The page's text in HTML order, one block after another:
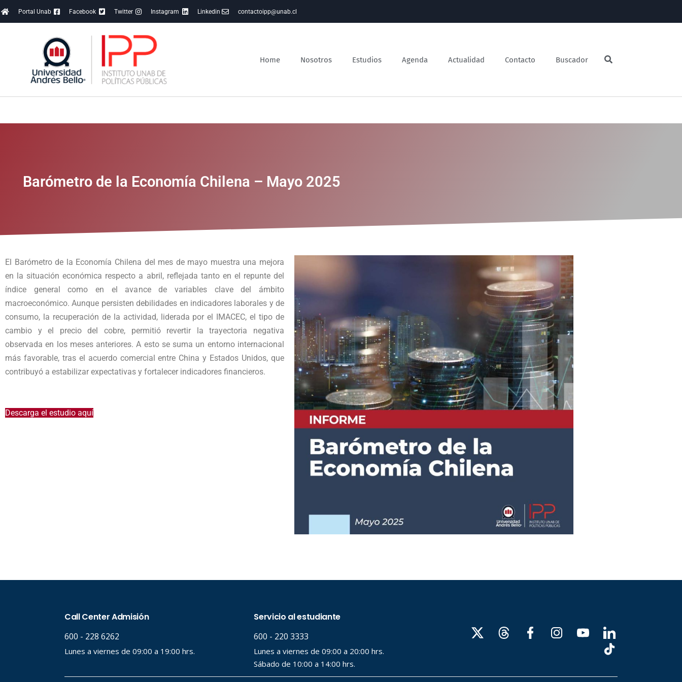
Portal Unab Facebook Twitter Instagram Linkedin contactoipp@unab.cl
Home Nosotros Estudios Agenda Actualidad Contacto Buscador
Barómetro de la Economía Chilena – Mayo 2025
El Barómetro de la Economía Chilena del mes de mayo muestra una mejora
en la situación económica respecto a abril, reflejada tanto en el repunte del
índice general como en el avance de variables clave del ámbito
macroeconómico. Aunque persisten debilidades en indicadores laborales y de
consumo, la recuperación de la actividad, liderada por el IMACEC, el tipo de
cambio y el precio del cobre, permitió revertir la trayectoria negativa
observada en los meses anteriores. A esto se suma un entorno internacional
más favorable, tras el acuerdo comercial entre China y Estados Unidos, que
contribuyó a estabilizar expectativas y fortalecer indicadores financieros.
Descarga el estudio aquí